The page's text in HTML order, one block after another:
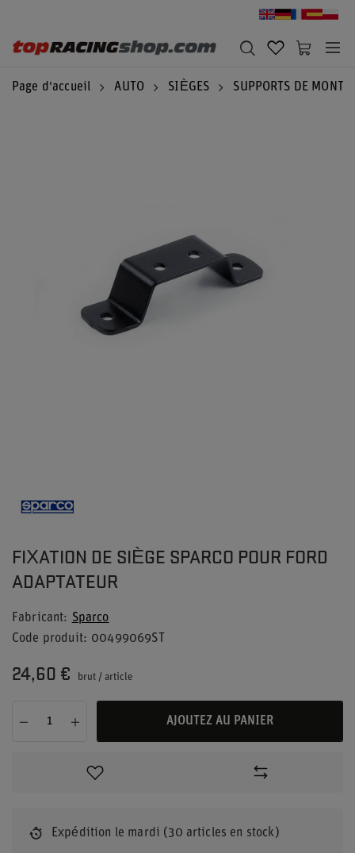
Page d'accueil AUTO SIÈGES SUPPORTS DE
FIXATION DE SIÈGE SPARCO POUR FORD
ADAPTATEUR
Fabricant
Sparco
Code produit
00499069ST
24,60 € brut / article
AJOUTEZ AU PANIER
Expédition le mardi (30 articles en stock)